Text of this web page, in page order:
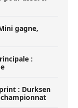
gagne,
:
: Durksen
championnat